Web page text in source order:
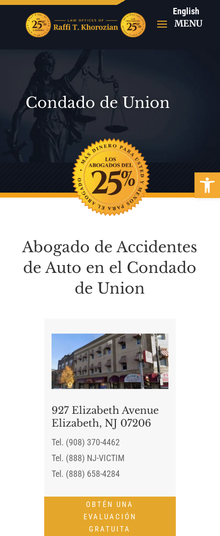
Abrir
English
Condado de Union
Abogado de Accidentes
de Auto en el Condado
de Union
927 Elizabeth Avenue
Elizabeth, NJ 07206
Tel. (908) 370-4462
Tel. (888) NJ-VICTIM
Tel. (888) 658-4284
OBTÉN UNA
EVALUACIÓN
GRATUITA